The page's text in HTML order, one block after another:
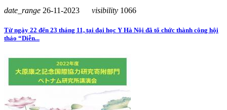
date_range 26-11-2023 visibility 1066
Từ ngày 22 đến 23 tháng 11, tại đại học Y Hà Nội đã tổ chức thành công hội
thảo “Diễn...